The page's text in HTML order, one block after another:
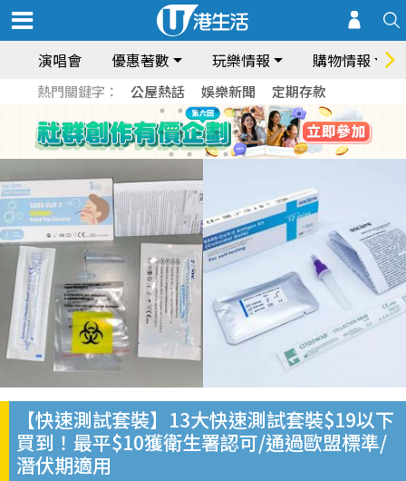
演唱會 優惠著數 玩樂情報 購物情報
熱門關鍵字： 公屋熱話 娛樂新聞 定期存款
【快速測試套裝】13大快速測試套裝$19以下
買到！最平$10獲衛生署認可/通過歐盟標準/
潛伏期適用